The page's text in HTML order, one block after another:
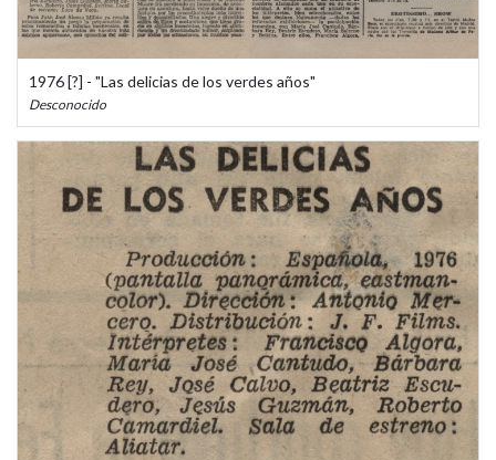
1976 [?] - "Las delicias de los verdes años"
Desconocido